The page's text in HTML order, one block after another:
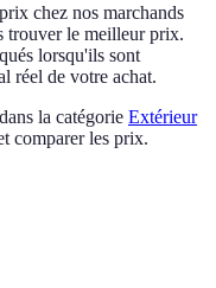
chez nos marchands
trouver le meilleur prix.
lorsqu'ils sont
réel de votre achat.
la catégorie Extérieur
comparer les prix.